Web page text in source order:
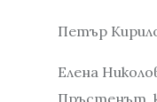
Петър
Елена
Пръстенът,